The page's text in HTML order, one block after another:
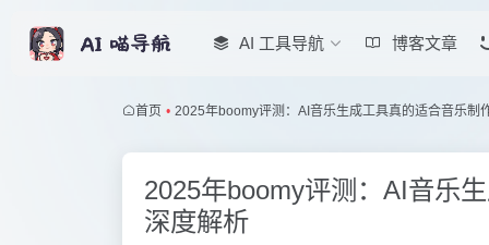
AI 工具导航 博客文章
首页 • 2025年boomy评测：AI音乐生成工具真的适合音乐制
2025年boomy评测：AI音乐
深度解析